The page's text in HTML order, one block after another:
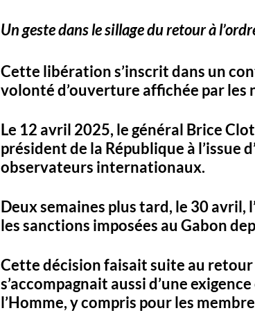
Un geste dans le sillage du retour à
Cette libération s’inscrit dans un
volonté d’ouverture affichée par les
Le 12 avril 2025, le général Brice
président de la République à l’issue
observateurs internationaux.
Deux semaines plus tard, le 30
les sanctions imposées au Gabon
Cette décision faisait suite au
s’accompagnait aussi d’une
l’Homme, y compris pour les